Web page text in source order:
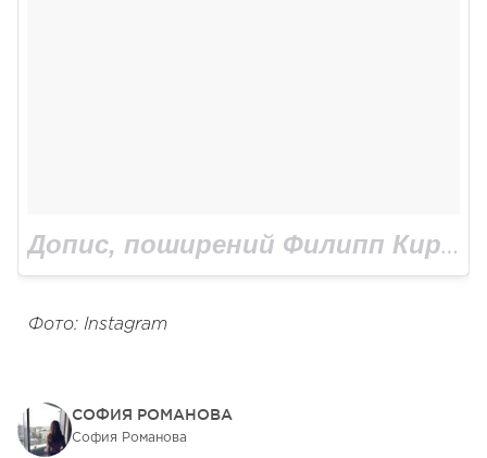
Допис, поширений Филипп Киркоров (@fkirkorov)
Фото: Instagram
СОФИЯ РОМАНОВА
София Романова